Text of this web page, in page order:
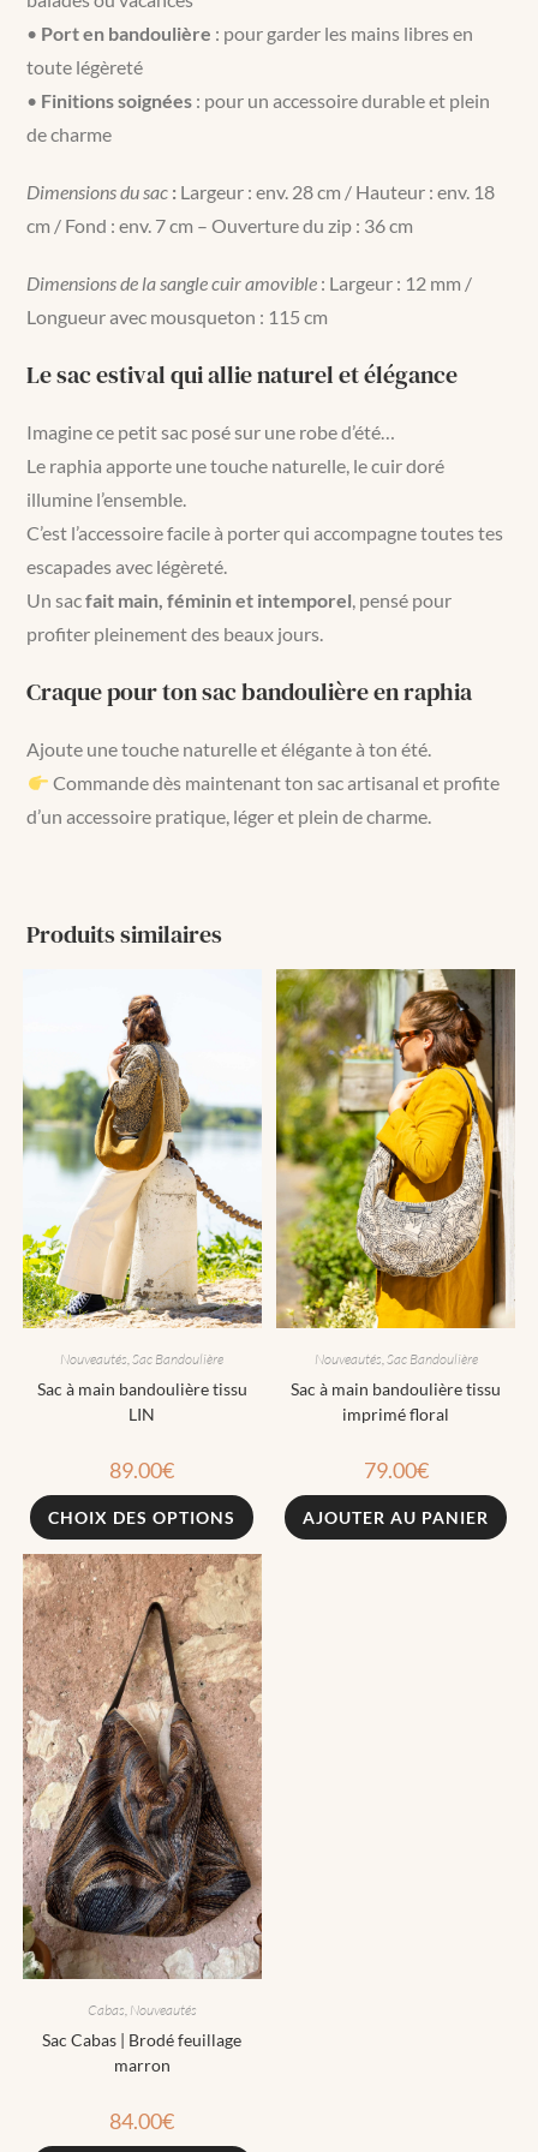
• Port en bandoulière : pour garder les mains libres en
toute légèreté
• Finitions soignées : pour un accessoire durable et plein
de charme
Dimensions du sac : Largeur : env. 28 cm / Hauteur : env. 18
cm / Fond : env. 7 cm – Ouverture du zip : 36 cm
Dimensions de la sangle cuir amovible : Largeur : 12 mm /
Longueur avec mousqueton : 115 cm
Le sac estival qui allie naturel et élégance
Imagine ce petit sac posé sur une robe d’été…
Le raphia apporte une touche naturelle, le cuir doré
illumine l’ensemble.
C’est l’accessoire facile à porter qui accompagne toutes tes
escapades avec légèreté.
Un sacfait main, féminin et intemporel, pensé pour
profiter pleinement des beaux jours.
Craque pour ton sac bandoulière en raphia
Ajoute une touche naturelle et élégante à ton été.
Commande dès maintenant ton sac artisanal et profite
d’un accessoire pratique, léger et plein de charme.
Produits similaires
Nouveautés ,Sac Bandoulière
Sac à main bandoulière tissu
LIN
89.00€
CHOIX DES OPTIONS
Nouveautés Sac Bandoulière
Sac à main bandoulière tissu
imprimé floral
79.00€
AJOUTER AU PANIER
Cabas, Nouveautés
Sac Cabas | Brodé feuillage
marron
84.00€